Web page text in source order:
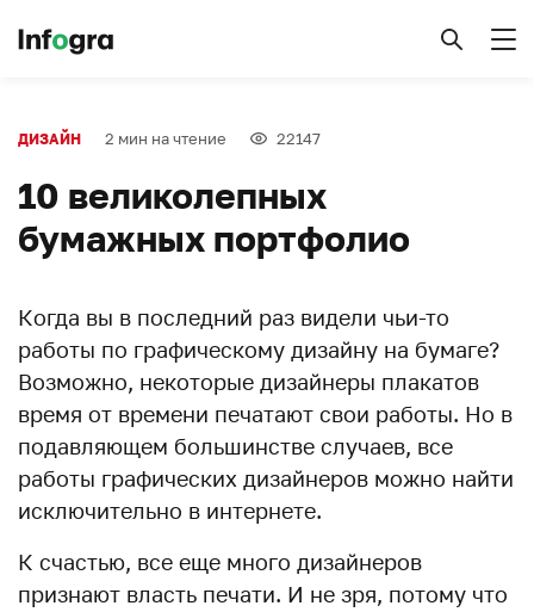
ДИЗАЙН 2 мин на чтение 22147
10 великолепных
бумажных портфолио
Когда вы в последний раз видели чьи-то
работы по графическому дизайну на бумаге?
Возможно, некоторые дизайнеры плакатов
время от времени печатают свои работы. Но в
подавляющем большинстве случаев, все
работы графических дизайнеров можно найти
исключительно в интернете.
К счастью, все еще много дизайнеров
признают власть печати. И не зря, потому что